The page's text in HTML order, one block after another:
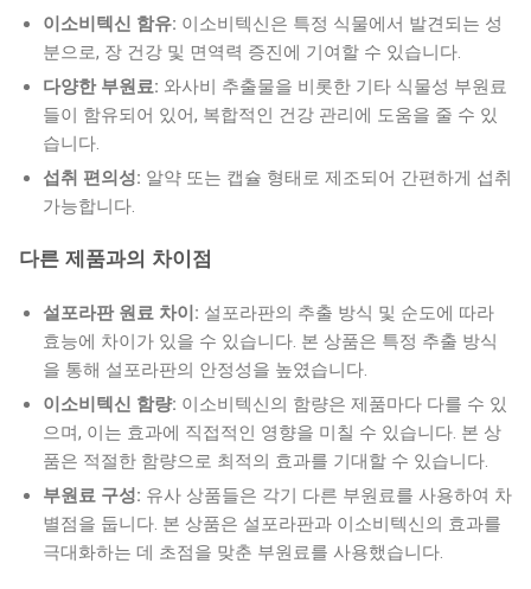
이소비텍신 함유: 이소비텍신은 특정 식물에서 발견되는 성
분으로, 장 건강 및 면역력 증진에 기여할 수 있습니다.
다양한 부원료: 와사비 추출물을 비롯한 기타 식물성 부원료
들이 함유되어 있어, 복합적인 건강 관리에 도움을 줄 수 있
습니다.
섭취 편의성: 알약 또는 캡슐 형태로 제조되어 간편하게 섭취
가능합니다.
다른 제품과의 차이점
설포라판 원료 차이: 설포라판의 추출 방식 및 순도에 따라
효능에 차이가 있을 수 있습니다. 본 상품은 특정 추출 방식
을 통해 설포라판의 안정성을 높였습니다.
이소비텍신 함량: 이소비텍신의 함량은 제품마다 다를 수 있
으며, 이는 효과에 직접적인 영향을 미칠 수 있습니다. 본 상
품은 적절한 함량으로 최적의 효과를 기대할 수 있습니다.
부원료 구성: 유사 상품들은 각기 다른 부원료를 사용하여 차
별점을 둡니다. 본 상품은 설포라판과 이소비텍신의 효과를
극대화하는 데 초점을 맞춘 부원료를 사용했습니다.